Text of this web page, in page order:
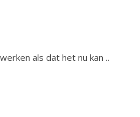
als dat het nu kan ..